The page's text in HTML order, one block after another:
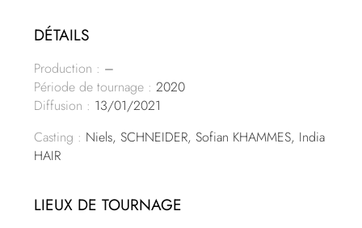
DÉTAILS
Production : –
Période de tournage : 2020
Diffusion : 13/01/2021
Casting : Niels, SCHNEIDER, Sofian KHAMMES, India
HAIR
LIEUX DE TOURNAGE